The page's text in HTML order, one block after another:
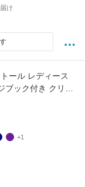
け
ール レディース
ブック付き クリス
冬 秋冬 ウールた
かい 羽織 帽子屋
+1